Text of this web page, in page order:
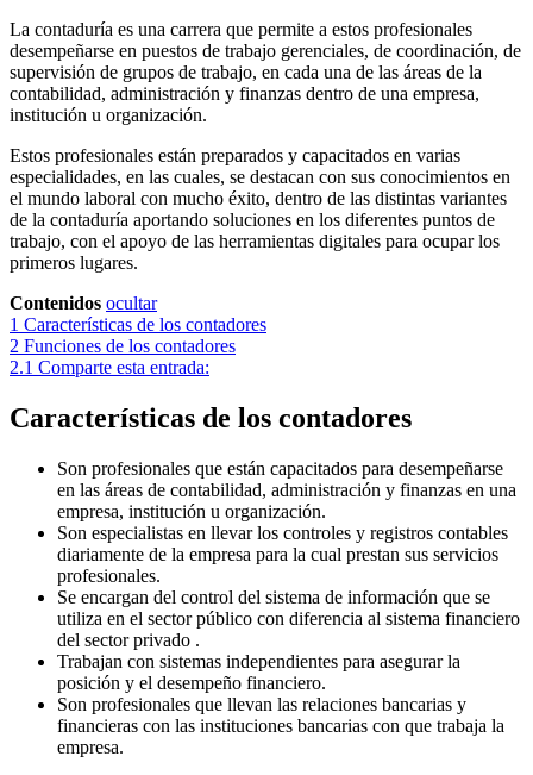
La contaduría es una carrera que permite a estos profesionales
desempeñarse en puestos de trabajo gerenciales, de coordinación, de
supervisión de grupos de trabajo, en cada una de las áreas de la
contabilidad, administración y finanzas dentro de una empresa,
institución u organización.
Estos profesionales están preparados y capacitados en varias
especialidades, en las cuales, se destacan con sus conocimientos en
el mundo laboral con mucho éxito, dentro de las distintas variantes
de la contaduría aportando soluciones en los diferentes puntos de
trabajo, con el apoyo de las herramientas digitales para ocupar los
primeros lugares.
Contenidos ocultar
1 Características de los contadores
2 Funciones de los contadores
2.1 Comparte esta entrada:
Características de los contadores
Son profesionales que están capacitados para desempeñarse
en las áreas de contabilidad, administración y finanzas en una
empresa, institución u organización.
Son especialistas en llevar los controles y registros contables
diariamente de la empresa para la cual prestan sus servicios
profesionales.
Se encargan del control del sistema de información que se
utiliza en el sector público con diferencia al sistema financiero
del sector privado .
Trabajan con sistemas independientes para asegurar la
posición y el desempeño financiero.
Son profesionales que llevan las relaciones bancarias y
financieras con las instituciones bancarias con que trabaja la
empresa.